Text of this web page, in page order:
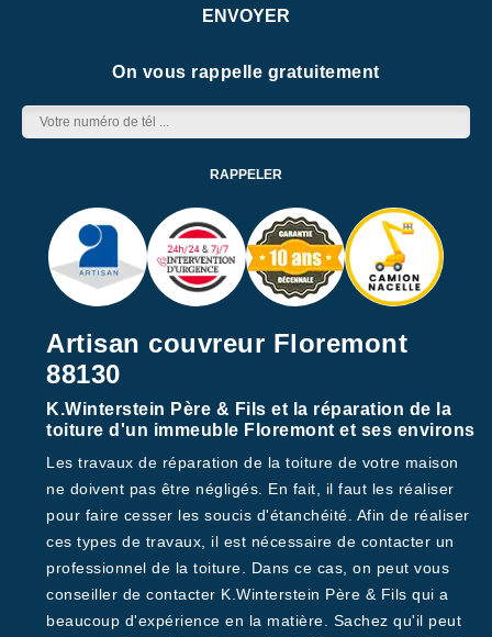
On vous rappelle gratuitement
Artisan couvreur Floremont
88130
K.Winterstein Père & Fils et la réparation de la
toiture d'un immeuble Floremont et ses environs
Les travaux de réparation de la toiture de votre maison
ne doivent pas être négligés. En fait, il faut les réaliser
pour faire cesser les soucis d'étanchéité. Afin de réaliser
ces types de travaux, il est nécessaire de contacter un
professionnel de la toiture. Dans ce cas, on peut vous
conseiller de contacter K.Winterstein Père & Fils qui a
beaucoup d'expérience en la matière. Sachez qu'il peut